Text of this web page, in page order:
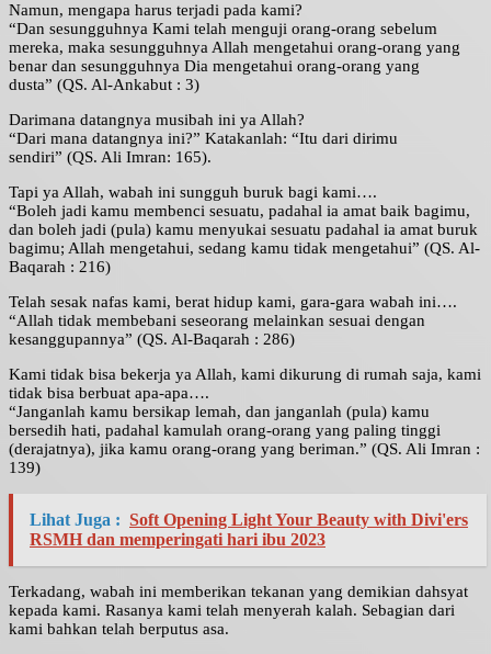
Namun, mengapa harus terjadi pada kami?
“Dan sesungguhnya Kami telah menguji orang-orang sebelum
mereka, maka sesungguhnya Allah mengetahui orang-orang yang
benar dan sesungguhnya Dia mengetahui orang-orang yang
dusta” (QS. Al-Ankabut : 3)
Darimana datangnya musibah ini ya Allah?
“Dari mana datangnya ini?” Katakanlah: “Itu dari dirimu
sendiri” (QS. Ali Imran: 165).
Tapi ya Allah, wabah ini sungguh buruk bagi kami….
“Boleh jadi kamu membenci sesuatu, padahal ia amat baik bagimu,
dan boleh jadi (pula) kamu menyukai sesuatu padahal ia amat buruk
bagimu; Allah mengetahui, sedang kamu tidak mengetahui” (QS. Al-
Baqarah : 216)
Telah sesak nafas kami, berat hidup kami, gara-gara wabah ini….
“Allah tidak membebani seseorang melainkan sesuai dengan
kesanggupannya” (QS. Al-Baqarah : 286)
Kami tidak bisa bekerja ya Allah, kami dikurung di rumah saja, kami
tidak bisa berbuat apa-apa….
“Janganlah kamu bersikap lemah, dan janganlah (pula) kamu
bersedih hati, padahal kamulah orang-orang yang paling tinggi
(derajatnya), jika kamu orang-orang yang beriman.” (QS. Ali Imran :
139)
Lihat Juga : Soft Opening Light Your Beauty with Divi'ers
RSMH dan memperingati hari ibu 2023
Terkadang, wabah ini memberikan tekanan yang demikian dahsyat
kepada kami. Rasanya kami telah menyerah kalah. Sebagian dari
kami bahkan telah berputus asa.